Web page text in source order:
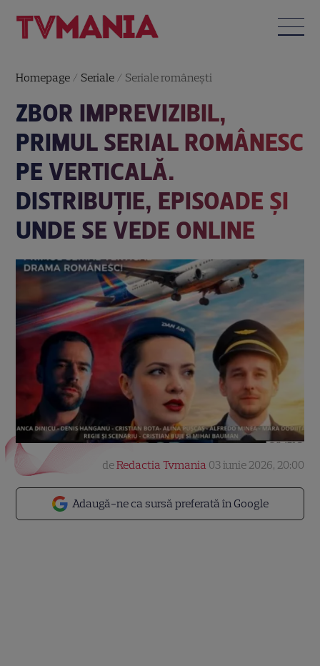
Homepage / Seriale / Seriale româneşti
ZBOR IMPREVIZIBIL,
PRIMUL SERIAL ROMÂNESC
PE VERTICALĂ.
DISTRIBUȚIE, EPISOADE ȘI
UNDE SE VEDE ONLINE
Adaugă-ne ca sursă preferată în Google
deRedactia Tvmania 03 iunie 2026, 20:00